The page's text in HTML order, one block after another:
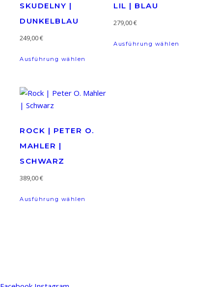
SKUDELNY |
DUNKELBLAU
249,00€
Ausführung wählen
LIL | BLAU
279,00€
Ausführung wählen
ROCK | PETER O.
MAHLER |
SCHWARZ
389,00€
Ausführung wählen